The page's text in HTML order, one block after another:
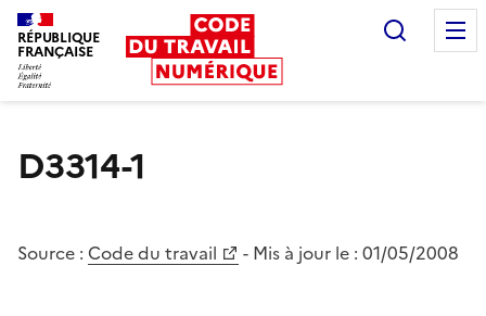
RÉPUBLIQUE
FRANÇAISE
D3314-1
Source : Code du travail - Mis à jour le : 01/05/2008